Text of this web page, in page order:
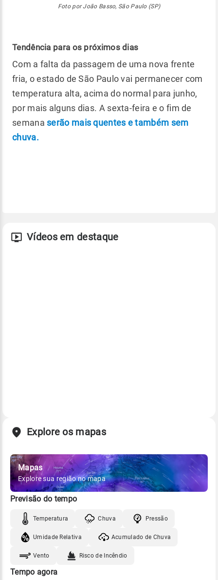
Foto por João Basso, São Paulo (SP)
Tendência para os próximos dias
Com a falta da passagem de uma nova frente
fria, o estado de São Paulo vai permanecer com
temperatura alta, acima do normal para junho,
por mais alguns dias. A sexta-feira e o fim de
semanaserão mais quentes e também sem
chuva.
Vídeos em destaque
Explore os mapas
Mapas
Explore sua região no mapa
Previsão do tempo
Temperatura Chuva Pressão
Umidade Relativa Acumulado de Chuva
Vento Risco de Incêndio
Tempo agora